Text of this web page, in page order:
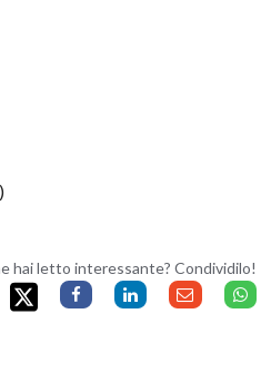
hai letto interessante? Condividilo!